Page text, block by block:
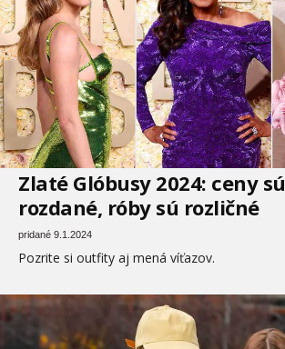
Zlaté Glóbusy 2024: ceny sú
rozdané, róby sú rozličné
pridané 9.1.2024
Pozrite si outfity aj mená víťazov.